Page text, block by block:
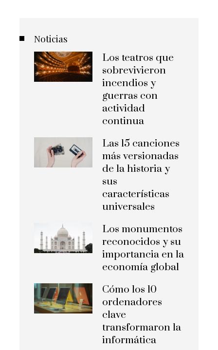
Noticias
Los teatros que
sobrevivieron
incendios y
guerras con
actividad
continua
Las 15 canciones
más versionadas
de la historia y
sus
características
universales
Los monumentos
reconocidos y su
importancia en la
economía global
Cómo los 10
ordenadores
clave
transformaron la
informática